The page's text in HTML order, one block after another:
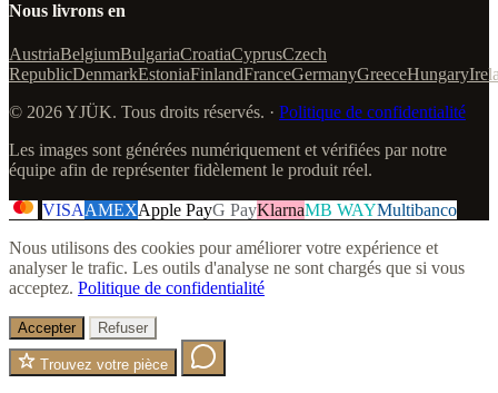
Nous livrons en
AustriaBelgiumBulgariaCroatiaCyprusCzech
RepublicDenmarkEstoniaFinlandFranceGermanyGreeceHungary
© 2026 YJÜK. Tous droits réservés. · Politique de confidentialité
Les images sont générées numériquement et vérifiées par notre
équipe afin de représenter fidèlement le produit réel.
VISAAMEXApple PayG PayKlarnaMB WAYMultibanco
Nous utilisons des cookies pour améliorer votre expérience et
analyser le trafic. Les outils d'analyse ne sont chargés que si vous
acceptez. Politique de confidentialité
Accepter Refuser
Trouvez votre pièce